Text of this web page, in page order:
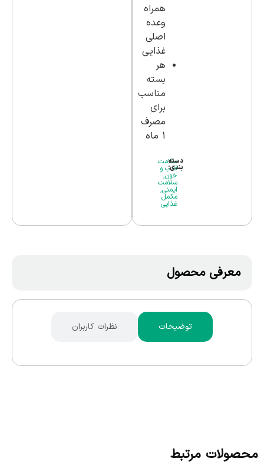
همراه
وعده
اصلی
غذایی
هر
بسته
مناسب
برای
مصرف
1 ماه
سلامت
قلب و
خون,
سلامت
ایمنی,
مکمل
غذایی
دسته
بندی:
معرفی محصول
توضیحات نظرات کاربران
محصولات مرتبط